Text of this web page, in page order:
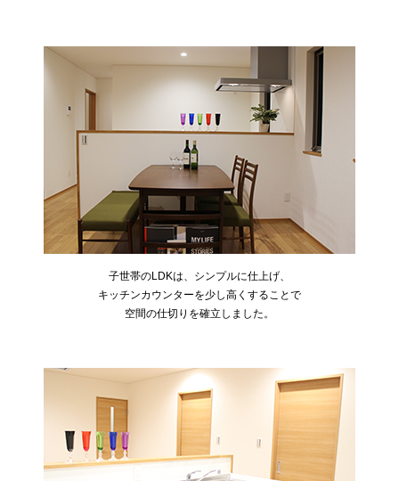
子世帯のLDKは、シンプルに仕上げ、
キッチンカウンターを少し高くすることで
空間の仕切りを確立しました。